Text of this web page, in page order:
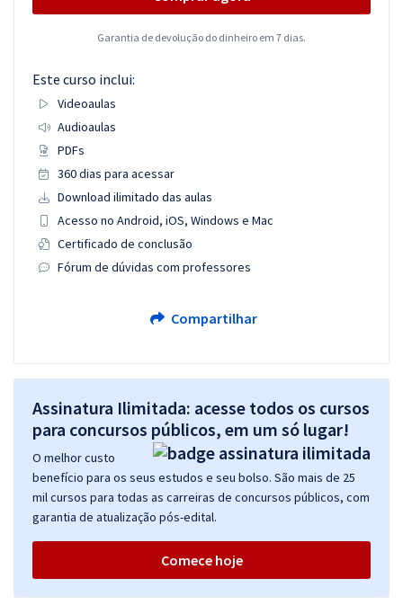
Garantia de devolução do dinheiro em 7 dias.
Este curso inclui:
Videoaulas
Audioaulas
PDFs
360 dias para acessar
Download ilimitado das aulas
Acesso no Android, iOS, Windows e Mac
Certificado de conclusão
Fórum de dúvidas com professores
Compartilhar
Assinatura Ilimitada: acesse todos os cursos
para concursos públicos, em um só lugar!
O melhor custo
benefício para os seus estudos e seu bolso. São mais de 25
mil cursos para todas as carreiras de concursos públicos, com
garantia de atualização pós-edital.
Comece hoje